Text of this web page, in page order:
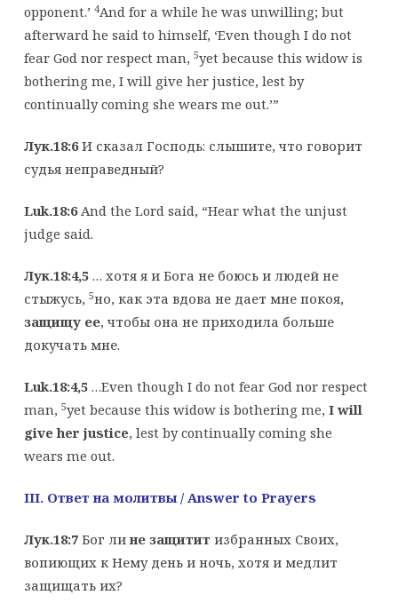
opponent.’ 4And for a while he was unwilling; but
afterward he said to himself, ‘Even though I do not
fear God nor respect man, 5yet because this widow is
bothering me, I will give her justice, lest by
continually coming she wears me out.’”
Лук.18:6И сказал Господь: слышите, что говорит
судья неправедный?
Luk.18:6And the Lord said, “Hear what the unjust
judge said.
Лук.18:4,5 … хотя я и Бога не боюсь и людей не
стыжусь, 5но, как эта вдова не дает мне покоя,
защищу ее, чтобы она не приходила больше
докучать мне.
Luk.18:4,5…Even though I do not fear God nor respect
man, 5yet because this widow is bothering me, I will
give her justice, lest by continually coming she
wears me out.
III. Ответ на молитвы/ Answer to Prayers
Лук.18:7 Бог лине защитит избранных Своих,
вопиющих к Нему день и ночь, хотя и медлит
защищать их?